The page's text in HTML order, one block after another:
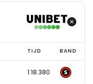
TIJD BAND
1:18.380